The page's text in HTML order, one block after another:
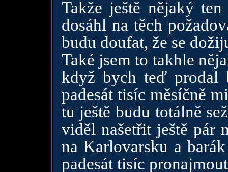
Takže ještě nějaký
dosáhl na těch
budu doufat, že se
Také jsem to takhle
když bych teď prodal
padesát tisíc měsíčně
tu ještě budu totálně
viděl našetřit ještě pár
na Karlovarsku a
padesát tisíc